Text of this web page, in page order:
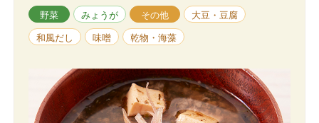
野菜 みょうが その他 大豆・豆腐
和風だし 味噌 乾物・海藻